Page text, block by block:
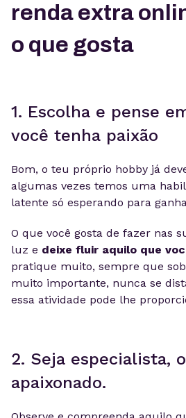
renda extra
o que gosta
1. Escolha e pense
você tenha paixão
Bom, o teu próprio hobby já
algumas vezes temos uma
latente só esperando para
O que você gosta de fazer nas
luz e deixe fluir aquilo que
pratique muito, sempre que
muito importante, nunca se
essa atividade pode lhe
2. Seja especialista,
apaixonado.